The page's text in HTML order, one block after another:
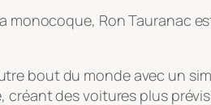
monocoque, Ron Tauranac
bout du monde avec un
des voitures plus